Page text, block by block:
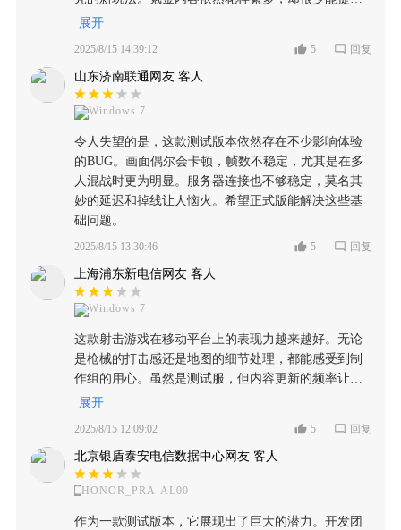
核心游戏体验。对于玩过类似作品的老玩家来说，新
展开
2025/8/15 14:39:12 5 回复
山东济南联通网友 客人
Windows 7
令人失望的是，这款测试版本依然存在不少影响体验
的BUG。画面偶尔会卡顿，帧数不稳定，尤其是在多
人混战时更为明显。服务器连接也不够稳定，莫名其
妙的延迟和掉线让人恼火。希望正式版能解决这些基
础问题。
2025/8/15 13:30:46 5 回复
上海浦东新电信网友 客人
Windows 7
这款射击游戏在移动平台上的表现力越来越好。无论
是枪械的打击感还是地图的细节处理，都能感受到制
作组的用心。虽然是测试服，但内容更新的频率让人
期待最终版本的到来，对于喜爱战术竞技的玩家来
展开
2025/8/15 12:09:02 5 回复
北京银盾泰安电信数据中心网友 客人
HONOR_PRA-AL00
作为一款测试版本，它展现出了巨大的潜力。开发团